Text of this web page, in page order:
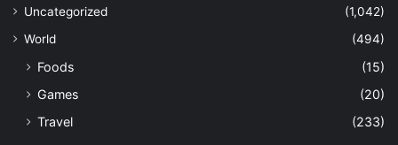
Uncategorized
(1,042)
World
(494)
Foods
(15)
Games
(20)
Travel
(233)